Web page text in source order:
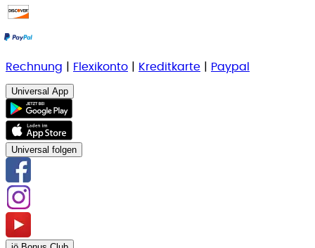
Rechnung Flexikonto Kreditkarte Paypal
Universal App
Universal folgen